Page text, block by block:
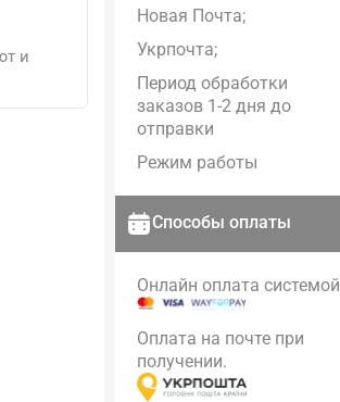
и
Новая Почта;
Укрпочта;
Период обработки
заказов 1-2 дня до
отправки
Режим работы
Способы оплаты
Онлайн оплата системой
Оплата на почте при
получении.